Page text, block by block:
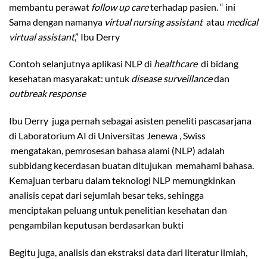
membantu perawat follow up careterhadap pasien. “ ini
Sama dengan namanya virtual nursing assistant atau medical
virtual assistant,” Ibu Derry
Contoh selanjutnya aplikasi NLP di healthcaredi bidang
kesehatan masyarakat: untuk disease surveillancedan
outbreak response
Ibu Derry juga pernah sebagai asisten peneliti pascasarjana
di Laboratorium AI di Universitas Jenewa , Swiss
mengatakan, pemrosesan bahasa alami (NLP) adalah
subbidang kecerdasan buatan ditujukan memahami bahasa.
Kemajuan terbaru dalam teknologi NLP memungkinkan
analisis cepat dari sejumlah besar teks, sehingga
menciptakan peluang untuk penelitian kesehatan dan
pengambilan keputusan berdasarkan bukti
Begitu juga, analisis dan ekstraksi data dari literatur ilmiah,